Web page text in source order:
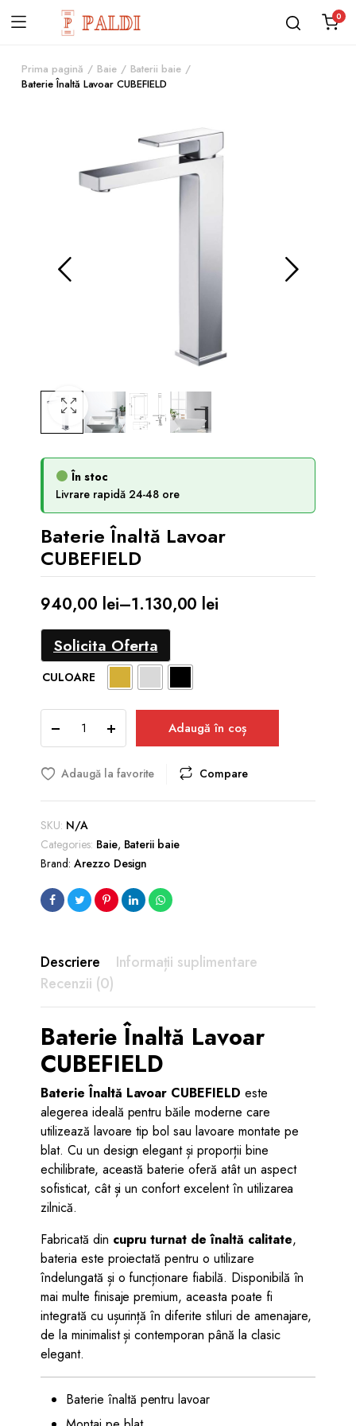
0
Prima pagină Baie
Baterii baie
Baterie Înaltă Lavoar CUBEFIELD
În stoc
Livrare rapidă 24-48 ore
Baterie Înaltă Lavoar
CUBEFIELD
940,00 lei–1.130,00 lei
Interval
de
prețuri:
până
la
1.130,00 lei
Solicita Oferta
CULOARE
Înaltă
Lavoar
CUBEFIELD
quantity
Adaugă în coș
Adaugă la favorite Compare
SKU: N/A
Categories: Baie, Baterii baie
Brand: Arezzo Design
Descriere
Informații suplimentare
Recenzii (0)
Baterie Înaltă Lavoar
CUBEFIELD
Baterie Înaltă Lavoar CUBEFIELD este
alegerea ideală pentru băile moderne care
utilizează lavoare tip bol sau lavoare montate pe
blat. Cu un design elegant și proporții bine
echilibrate, această baterie oferă atât un aspect
sofisticat, cât și un confort excelent în utilizarea
zilnică.
Fabricată din cupru turnat de înaltă calitate,
bateria este proiectată pentru o utilizare
îndelungată și o funcționare fiabilă. Disponibilă în
mai multe finisaje premium, aceasta poate fi
integrată cu ușurință în diferite stiluri de amenajare,
de la minimalist și contemporan până la clasic
elegant.
Baterie înaltă pentru lavoar